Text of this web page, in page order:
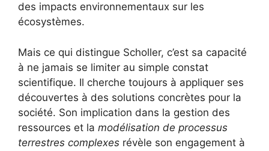
des impacts environnementaux sur les
écosystèmes.
Mais ce qui distingue Scholler, c’est sa capacité
à ne jamais se limiter au simple constat
scientifique. Il cherche toujours à appliquer ses
découvertes à des solutions concrètes pour la
société. Son implication dans la gestion des
ressources et la modélisation de processus
terrestres complexes révèle son engagement à